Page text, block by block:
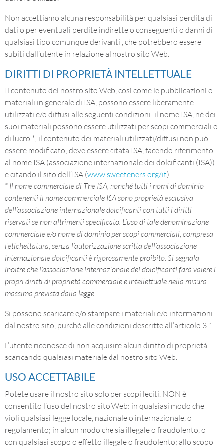
Non accettiamo alcuna responsabilità per qualsiasi perdita di
dati o per eventuali perdite indirette o conseguenti o danni di
qualsiasi tipo comunque derivanti , che potrebbero essere
subiti dall’utente in relazione al nostro sito Web.
DIRITTI DI PROPRIETÀ INTELLETTUALE
Il contenuto del nostro sito Web, così come le pubblicazioni o
materiali in generale di ISA, possono essere liberamente
utilizzati e/o diffusi alle seguenti condizioni: il nome ISA, né dei
suoi materiali possono essere utilizzati per scopi commerciali o
di lucro *; il contenuto dei materiali utilizzati/diffusi non può
essere modificato; deve essere citata ISA, facendo riferimento
al nome ISA (associazione internazionale dei dolcificanti (ISA))
e citando il sito dell’ISA (www.sweeteners.org/it)
* Il nome commerciale di The ISA, nonché tutti i nomi di dominio
contenenti il nome commerciale ISA sono proprietà esclusiva
dell’associazione internazionale dolcificanti con tutti i diritti
riservati se non altrimenti specificato. L’uso di tale denominazione
commerciale e/o nome di dominio per scopi commerciali, compresa
l’etichettatura, senza l’autorizzazione scritta dell’associazione
internazionale dolcificanti è rigorosamente proibito. Si segnala
inoltre che l’associazione internazionale dei dolcificanti farà valere i
propri diritti di proprietà commerciale e intellettuale nella misura
massima prevista dalla legge.
Si possono scaricare e/o stampare i materiali e/o informazioni
dal nostro sito, purché alle condizioni descritte all’articolo 3.1.
L’utente riconosce di non acquisire alcun diritto di proprietà
scaricando qualsiasi materiale dal nostro sito Web.
USO ACCETTABILE
Potete usare il nostro sito solo per scopi leciti. NON è
consentito l’uso del nostro sito Web: in qualsiasi modo che
violi qualsiasi legge locale, nazionale o internazionale, o
regolamento; in alcun modo che sia illegale o fraudolento, o
con qualsiasi scopo o effetto illegale o fraudolento; allo scopo